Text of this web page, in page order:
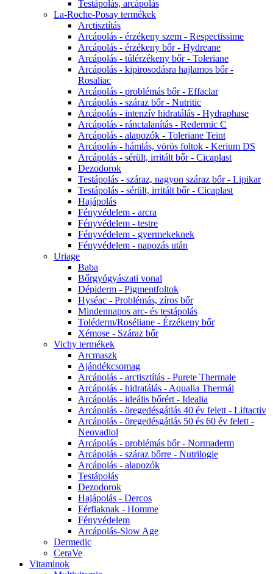
Testápolás, arcápolás
La-Roche-Posay termékek
Arctisztítás
Arcápolás - érzékeny szem - Respectissime
Arcápolás - érzékeny bőr - Hydreane
Arcápolás - túlérzékeny bőr - Toleriane
Arcápolás - kipirosodásra hajlamos bőr -
Rosaliac
Arcápolás - problémás bőr - Effaclar
Arcápolás - száraz bőr - Nutritic
Arcápolás - intenzív hidratálás - Hydraphase
Arcápolás - ránctalanítás - Redermic C
Arcápolás - alapozók - Toleriane Teint
Arcápolás - hámlás, vörös foltok - Kerium DS
Arcápolás - sérült, irritált bőr - Cicaplast
Dezodorok
Testápolás - száraz, nagyon száraz bőr - Lipikar
Testápolás - sérült, irritált bőr - Cicaplast
Hajápolás
Fényvédelem - arcra
Fényvédelem - testre
Fényvédelem - gyermekeknek
Fényvédelem - napozás után
Uriage
Baba
Bőrgyógyászati vonal
Dépiderm - Pigmentfoltok
Hyséac - Problémás, zíros bőr
Mindennapos arc- és testápolás
Toléderm/Roséliane - Érzékeny bőr
Xémose - Száraz bőr
Vichy termékek
Arcmaszk
Ajándékcsomag
Arcápolás - arctisztítás - Purete Thermale
Arcápolás - hidratálás - Aqualia Thermál
Arcápolás - ideális bőrért - Idealia
Arcápolás - öregedésgátlás 40 év felett - Liftactiv
Arcápolás - öregedésgátlás 50 és 60 év felett -
Neovadiol
Arcápolás - problémás bőr - Normaderm
Arcápolás - száraz bőrre - Nutrilogie
Arcápolás - alapozók
Testápolás
Dezodorok
Hajápolás - Dercos
Férfiaknak - Homme
Fényvédelem
Arcápolás-Slow Age
Dermedic
CeraVe
Vitaminok